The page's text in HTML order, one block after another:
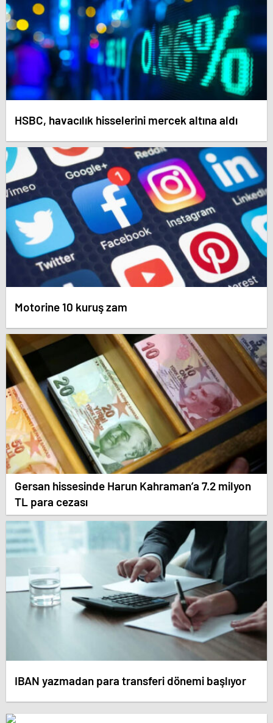
HSBC, havacılık hisselerini mercek altına aldı
Motorine 10 kuruş zam
Gersan hissesinde Harun Kahraman’a 7.2 milyon
TL para cezası
IBAN yazmadan para transferi dönemi başlıyor